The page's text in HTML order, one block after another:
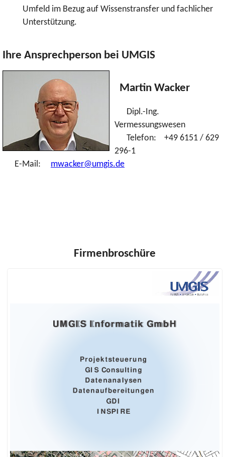
Umfeld im Bezug auf Wissenstransfer und fachlicher
Unterstützung.
Ihre Ansprechperson bei UMGIS
Martin Wacker
Dipl.-Ing.
Vermessungswesen
Telefon: +49 6151 / 629
296-1
E-Mail: mwacker@umgis.de
Firmenbroschüre